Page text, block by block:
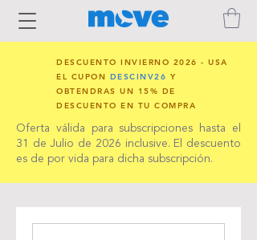
DESCUENTO INVIERNO 2026 - USA
EL CUPON DESCINV26 Y
OBTENDRAS UN 15% DE
DESCUENTO EN TU COMPRA
Oferta válida para subscripciones hasta el
31 de Julio de 2026 inclusive. El descuento
es de por vida para dicha subscripción.